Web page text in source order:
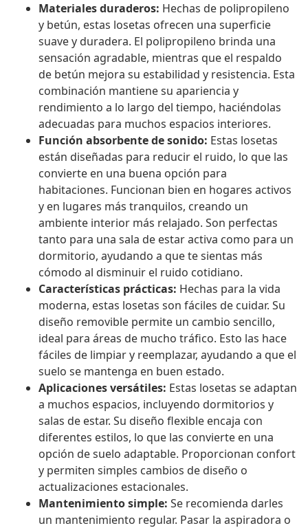
Materiales duraderos: Hechas de polipropileno
y betún, estas losetas ofrecen una superficie
suave y duradera. El polipropileno brinda una
sensación agradable, mientras que el respaldo
de betún mejora su estabilidad y resistencia. Esta
combinación mantiene su apariencia y
rendimiento a lo largo del tiempo, haciéndolas
adecuadas para muchos espacios interiores.
Función absorbente de sonido: Estas losetas
están diseñadas para reducir el ruido, lo que las
convierte en una buena opción para
habitaciones. Funcionan bien en hogares activos
y en lugares más tranquilos, creando un
ambiente interior más relajado. Son perfectas
tanto para una sala de estar activa como para un
dormitorio, ayudando a que te sientas más
cómodo al disminuir el ruido cotidiano.
Características prácticas: Hechas para la vida
moderna, estas losetas son fáciles de cuidar. Su
diseño removible permite un cambio sencillo,
ideal para áreas de mucho tráfico. Esto las hace
fáciles de limpiar y reemplazar, ayudando a que el
suelo se mantenga en buen estado.
Aplicaciones versátiles: Estas losetas se adaptan
a muchos espacios, incluyendo dormitorios y
salas de estar. Su diseño flexible encaja con
diferentes estilos, lo que las convierte en una
opción de suelo adaptable. Proporcionan confort
y permiten simples cambios de diseño o
actualizaciones estacionales.
Mantenimiento simple: Se recomienda darles
un mantenimiento regular. Pasar la aspiradora o